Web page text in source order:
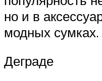
но и в
модных сумках.
Деграде